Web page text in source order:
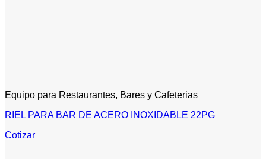
Equipo para Restaurantes, Bares y Cafeterias
RIEL PARA BAR DE ACERO INOXIDABLE 22PG
Cotizar